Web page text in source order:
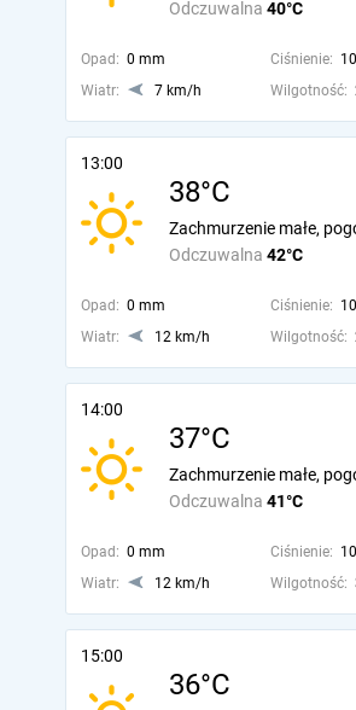
Odczuwalna 40°C
Opad: 0 mm Ciśnienie:
Wiatr:
7 km/h Wilgotność:
13:00
38°C
Odczuwalna 42°C
Zachmurzenie małe,
Opad: 0 mm Ciśnienie:
Wiatr:
12 km/h Wilgotność:
14:00
37°C
Odczuwalna 41°C
Zachmurzenie małe,
Opad: 0 mm Ciśnienie:
Wiatr:
12 km/h Wilgotność:
15:00
36°C